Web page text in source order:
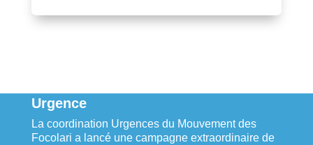
Urgence
La coordination Urgences du Mouvement des
Focolari a lancé une campagne extraordinaire de